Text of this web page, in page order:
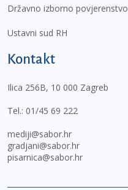
Državno izborno povjerenstvo
Ustavni sud RH
Kontakt
Ilica 256B, 10 000 Zagreb
Tel.: 01/45 69 222
mediji@sabor.hr
gradjani@sabor.hr
pisarnica@sabor.hr